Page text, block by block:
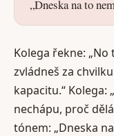
„Dneska na to
Kolega řekne:
zvládneš za
kapacitu.“ Kolega:
nechápu, proč
tónem: „Dneska